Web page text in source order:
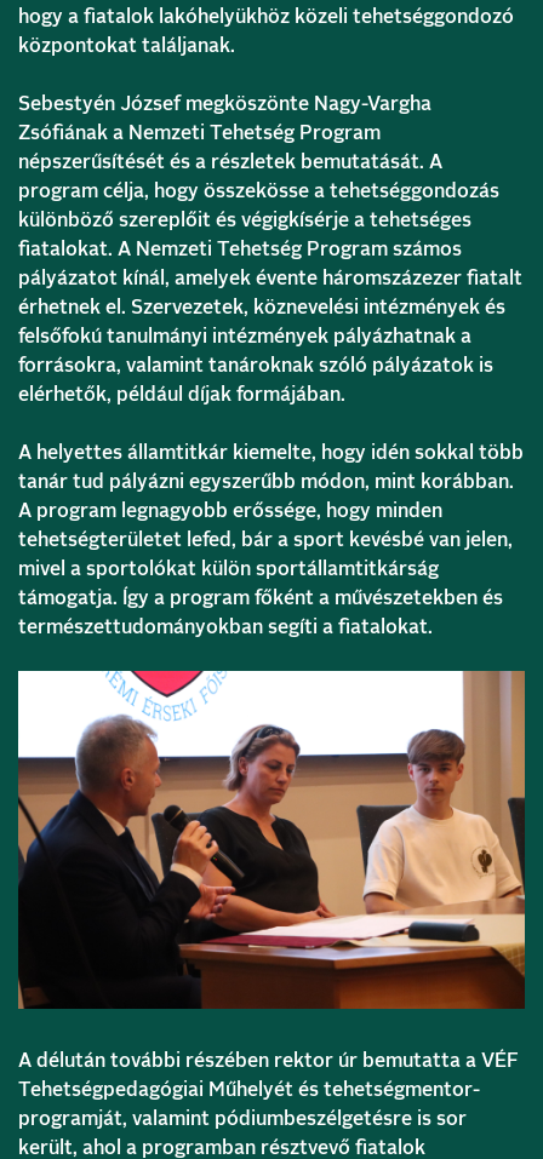
hogy a fiatalok lakóhelyükhöz közeli tehetséggondozó
központokat találjanak.
Sebestyén József megköszönte Nagy-Vargha
Zsófiának a Nemzeti Tehetség Program
népszerűsítését és a részletek bemutatását. A
program célja, hogy összekösse a tehetséggondozás
különböző szereplőit és végigkísérje a tehetséges
fiatalokat. A Nemzeti Tehetség Program számos
pályázatot kínál, amelyek évente háromszázezer fiatalt
érhetnek el. Szervezetek, köznevelési intézmények és
felsőfokú tanulmányi intézmények pályázhatnak a
forrásokra, valamint tanároknak szóló pályázatok is
elérhetők, például díjak formájában.
A helyettes államtitkár kiemelte, hogy idén sokkal több
tanár tud pályázni egyszerűbb módon, mint korábban.
A program legnagyobb erőssége, hogy minden
tehetségterületet lefed, bár a sport kevésbé van jelen,
mivel a sportolókat külön sportállamtitkárság
támogatja. Így a program főként a művészetekben és
természettudományokban segíti a fiatalokat.
A délután további részében rektor úr bemutatta a VÉF
Tehetségpedagógiai Műhelyét és tehetségmentor-
programját, valamint pódiumbeszélgetésre is sor
került, ahol a programban résztvevő fiatalok